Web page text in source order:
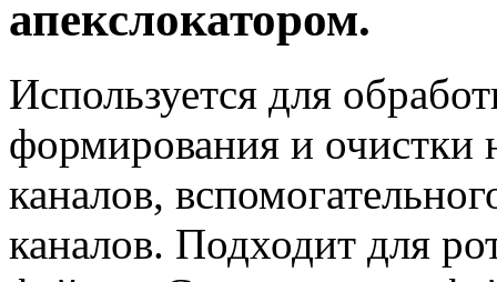
апекслокатором.
Используется для
формирования и очистки
каналов,
каналов. Подходит для